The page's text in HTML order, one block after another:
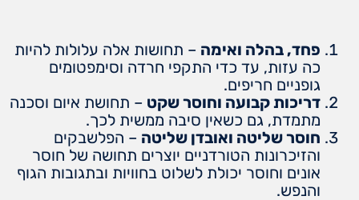
פחד, בהלה ואימה – תחושות אלה עלולות להיות
כה עזות, עד כדי התקפי חרדה וסימפטומים
גופניים חריפים.
דריכות קבועה וחוסר שקט – תחושת איום וסכנה
מתמדת, גם כשאין סיבה ממשית לכך.
חוסר שליטה ואובדן שליטה – הפלשבקים
והזיכרונות הטורדניים יוצרים תחושה של חוסר
אונים וחוסר יכולת לשלוט בחוויות ובתגובות הגוף
והנפש.